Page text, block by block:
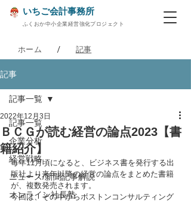
いちご会計事務所
ふくおか中小企業経営強化プロジェクト
ホーム / 記事
記事
記事一覧
企業分析
経営戦略
ニュース/新聞記事解説
オンライン社長塾
記事一覧
ＢＣＧが読む経営の論点2023【書
籍紹介】
2022年12月3日
毎年11月頃になると、ビジネス書を発行する出
版社より来年以降の経営の論点をまとめた書籍
が、複数発売されます。
今回は、その中からボストンコンサルティング